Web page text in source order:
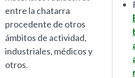
entre la chatarra
procedente de otros
ámbitos de actividad,
industriales, médicos y
otros.